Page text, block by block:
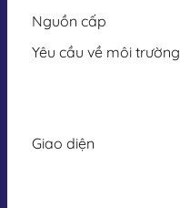
Nguồn cấp
Yêu cầu về môi trường
Giao diện